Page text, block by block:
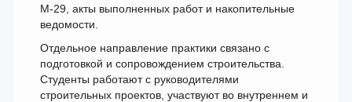
М-29, акты выполненных работ и накопительные
ведомости.
Отдельное направление практики связано с
подготовкой и сопровождением строительства.
Студенты работают с руководителями
строительных проектов, участвуют во внутреннем и